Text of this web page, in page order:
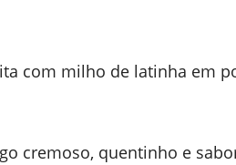
com milho de latinha em
cremoso, quentinho e